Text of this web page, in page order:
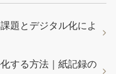
題とデジタル化によ
する方法｜紙記録の